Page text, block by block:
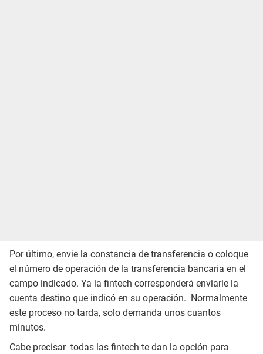
Por último, envie la constancia de transferencia o coloque
el número de operación de la transferencia bancaria en el
campo indicado. Ya la fintech corresponderá enviarle la
cuenta destino que indicó en su operación. Normalmente
este proceso no tarda, solo demanda unos cuantos
minutos.
Cabe precisar todas las fintech te dan la opción para